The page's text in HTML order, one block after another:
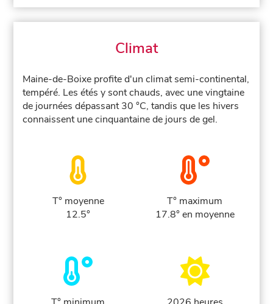
Climat
Maine-de-Boixe profite d'un climat semi-continental,
tempéré. Les étés y sont chauds, avec une vingtaine
de journées dépassant 30 °C, tandis que les hivers
connaissent une cinquantaine de jours de gel.
T° moyenne
12.5°
T° maximum
17.8° en moyenne